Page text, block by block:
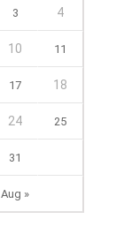
Aug »
3 4
10 11
17 18
24 25
31